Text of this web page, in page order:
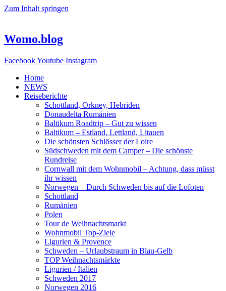
Zum Inhalt springen
Womo.blog
FacebookYoutube Instagram
Home
NEWS
Reiseberichte
Schottland, Orkney, Hebriden
Donaudelta Rumänien
Baltikum Roadtrip – Gut zu wissen
Baltikum – Estland, Lettland, Litauen
Die schönsten Schlösser der Loire
Südschweden mit dem Camper – Die schönste
Rundreise
Cornwall mit dem Wohnmobil – Achtung, dass müsst
ihr wissen
Norwegen – Durch Schweden bis auf die Lofoten
Schottland
Rumänien
Polen
Tour de Weihnachtsmarkt
Wohnmobil Top-Ziele
Ligurien & Provence
Schweden – Urlaubstraum in Blau-Gelb
TOP Weihnachtsmärkte
Ligurien / Italien
Schweden 2017
Norwegen 2016